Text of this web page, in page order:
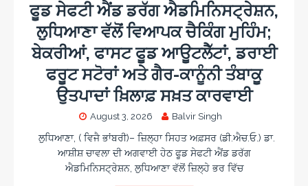
ਫੂਡ ਸੇਫਟੀ ਐਂਡ ਡਰੱਗ ਐਡਮਿਨਿਸਟ੍ਰੇਸ਼ਨ,
ਲੁਧਿਆਣਾ ਵੱਲੋਂ ਵਿਆਪਕ ਚੈਕਿੰਗ ਮੁਹਿੰਮ;
ਬੇਕਰੀਆਂ, ਫਾਸਟ ਫੂਡ ਆਊਟਲੈੱਟਾਂ, ਡਰਾਈ
ਫਰੂਟ ਸਟੋਰਾਂ ਅਤੇ ਗੈਰ-ਕਾਨੂੰਨੀ ਤੰਬਾਕੂ
ਉਤਪਾਦਾਂ ਖ਼ਿਲਾਫ਼ ਸਖ਼ਤ ਕਾਰਵਾਈ
August 3, 2026 Balvir Singh
ਲੁਧਿਆਣਾ, ( ਵਿਜੈ ਭਾਂਬਰੀ)– ਜ਼ਿਲ੍ਹਾ ਸਿਹਤ ਅਫ਼ਸਰ (ਡੀ.ਐਚ.ਓ.) ਡਾ.
ਆਸ਼ੀਸ਼ ਚਾਵਲਾ ਦੀ ਅਗਵਾਈ ਹੇਠ ਫੂਡ ਸੇਫਟੀ ਐਂਡ ਡਰੱਗ
ਐਡਮਿਨਿਸਟ੍ਰੇਸ਼ਨ, ਲੁਧਿਆਣਾ ਵੱਲੋਂ ਜ਼ਿਲ੍ਹੇ ਭਰ ਵਿੱਚ